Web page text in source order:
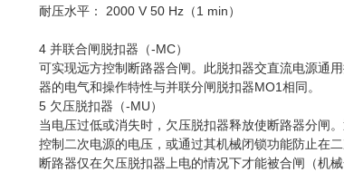
耐压水平： 2000 V 50 Hz（1 min）
4 并联合闸脱扣器（-MC）
可实现远方控制断路器合闸。此脱扣器交直流电源通
器的电气和操作特性与并联分闸脱扣器MO1相同。
5 欠压脱扣器（-MU）
当电压过低或消失时，欠压脱扣器释放使断路器分闸
控制二次电源的电压，或通过其机械闭锁功能防止在
断路器仅在欠压脱扣器上电的情况下才能被合闸（机